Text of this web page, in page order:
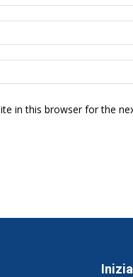
in this browser for the